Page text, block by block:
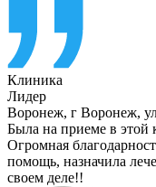
Клиника
Лидер
Воронеж, г Воронеж,
Была на приеме в этой
Огромная
помощь, назначила
своем деле!!